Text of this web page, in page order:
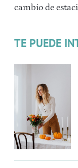
cambio de
TE PUEDE